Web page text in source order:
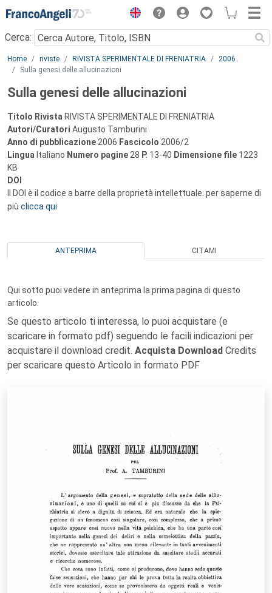
Menu
Cerca:
Main content
Home riviste RIVISTA SPERIMENTALE DI FRENIATRIA
2006
Sulla genesi delle allucinazioni
Sulla genesi delle allucinazioni
Titolo Rivista RIVISTA SPERIMENTALE DI FRENIATRIA
Autori/Curatori Augusto Tamburini
Anno di pubblicazione 2006 Fascicolo 2006/2
Lingua Italiano Numero pagine 28 P. 13-40 Dimensione file 1223
KB
DOI
Il DOI è il codice a barre della proprietà intellettuale: per saperne di
più clicca qui
ANTEPRIMA CITAMI
Qui sotto puoi vedere in anteprima la prima pagina di questo
articolo.
Se questo articolo ti interessa, lo puoi acquistare (e
scaricare in formato pdf) seguendo le facili indicazioni per
acquistare il download credit. Acquista Download Credits
per scaricare questo Articolo in formato PDF